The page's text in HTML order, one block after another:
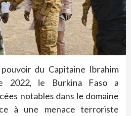
du Capitaine Ibrahim
2022, le Burkina Faso a
notables dans le domaine
à une menace terroriste